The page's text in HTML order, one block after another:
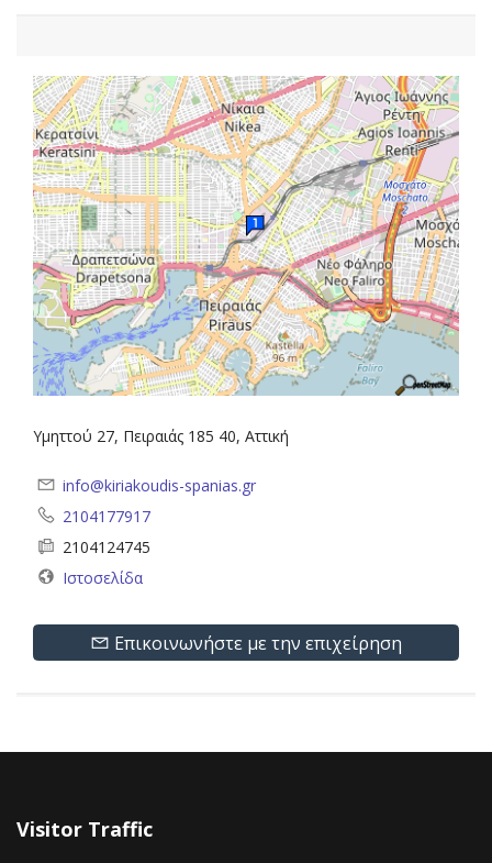
Υμηττού 27, Πειραιάς 185 40, Αττική
info@kiriakoudis-spanias.gr
2104177917
2104124745
Ιστοσελίδα
Επικοινωνήστε με την επιχείρηση
Visitor Traffic